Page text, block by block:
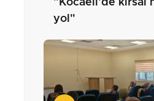
"Kocaeli'de kırsal
yol"